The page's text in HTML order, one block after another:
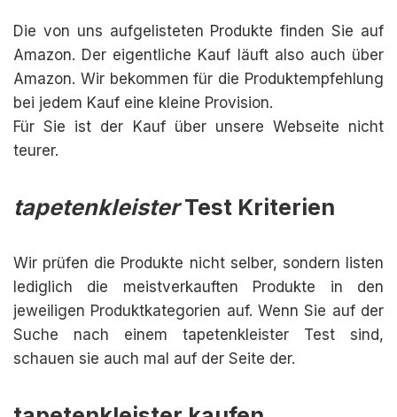
Die von uns aufgelisteten Produkte finden Sie auf
Amazon. Der eigentliche Kauf läuft also auch über
Amazon. Wir bekommen für die Produktempfehlung
bei jedem Kauf eine kleine Provision.
Für Sie ist der Kauf über unsere Webseite nicht
teurer.
tapetenkleisterTest Kriterien
Wir prüfen die Produkte nicht selber, sondern listen
lediglich die meistverkauften Produkte in den
jeweiligen Produktkategorien auf. Wenn Sie auf der
Suche nach einem tapetenkleister Test sind,
schauen sie auch mal auf der Seite der.